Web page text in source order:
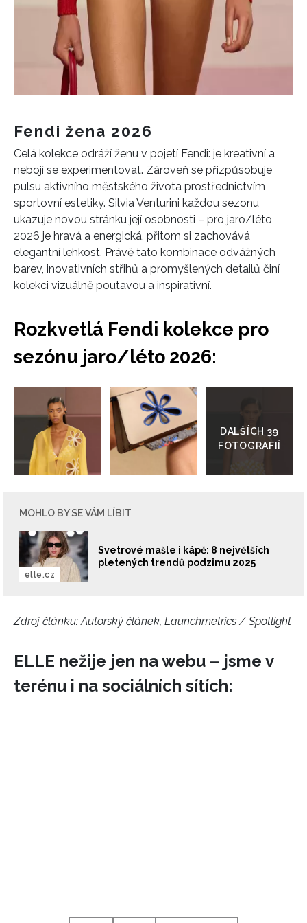
Fendi žena 2026
Celá kolekce odráží ženu v pojetí Fendi: je kreativní a
nebojí se experimentovat. Zároveň se přizpůsobuje
pulsu aktivního městského života prostřednictvím
sportovní estetiky. Silvia Venturini každou sezonu
ukazuje novou stránku její osobnosti – pro jaro/léto
2026 je hravá a energická, přitom si zachovává
elegantní lehkost. Právě tato kombinace odvážných
barev, inovativních střihů a promyšlených detailů činí
kolekci vizuálně poutavou a inspirativní.
Rozkvetlá Fendi kolekce pro
sezónu jaro/léto 2026:
galerie
MOHLO BY SE VÁM LÍBIT
Svetrové mašle i kápě: 8 největších
pletených trendů podzimu 2025
elle.cz
Zdroj článku: Autorský článek, Launchmetrics / Spotlight
ELLE nežije jen na webu – jsme v
terénu i na sociálních sítích: